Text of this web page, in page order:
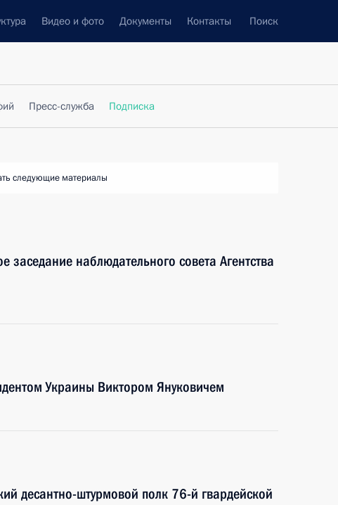
Видео и фото Документы Контакты Поиск
Пресс-служба Подписка
следующие материалы
заседание наблюдательного совета Агентства
Украины Виктором Януковичем
десантно-штурмовой полк 76-й гвардейской